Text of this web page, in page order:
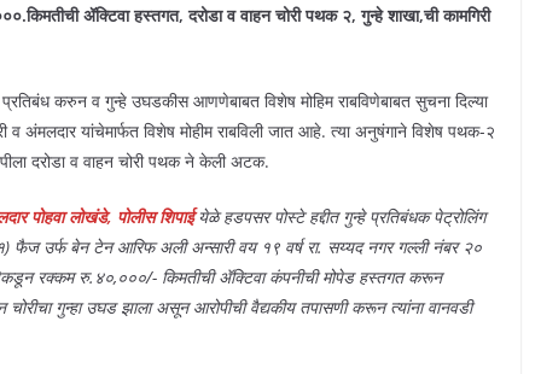
ॲक्टिवा हस्तगत, दरोडा व वाहन चोरी पथक २, गुन्हे शाखा,ची कामगिरी
करुन व गुन्हे उघडकीस आणणेबाबत विशेष मोहिम राबविणेबाबत सुचना दिल्या
अंमलदार यांचेमार्फत विशेष मोहीम राबविली जात आहे. त्या अनुषंगाने विशेष पथक-२
दरोडा व वाहन चोरी पथक ने केली अटक.
पोहवा लोखंडे, पोलीस शिपाई येळे हडपसर पोस्टे हद्दीत गुन्हे प्रतिबंधक पेट्रोलिंग
१) फैज उर्फ बेन टेन आरिफ अली अन्सारी वय १९ वर्ष रा. सय्यद नगर गल्ली नंबर २०
रक्कम रु.४०,०००/- किमतीची ॲक्टिवा कंपनीची मोपेड हस्तगत करून
गुन्हा उघड झाला असून आरोपीची वैद्यकीय तपासणी करून त्यांना वानवडी